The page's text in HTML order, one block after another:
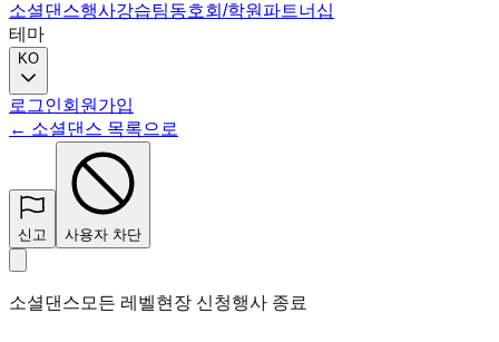
소셜댄스행사강습팀동호회/학원 파트너십
테마
KO
로그인회원가입
← 소셜댄스 목록으로
신고 사용자 차단
소셜댄스 모든 레벨현장 신청행사 종료